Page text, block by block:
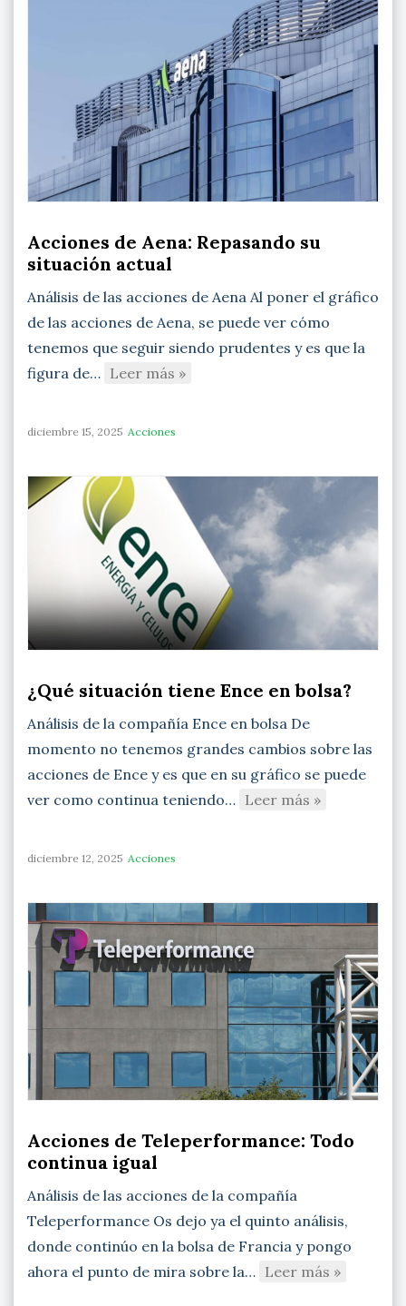
Acciones de Aena: Repasando su
situación actual
Análisis de las acciones de Aena Al poner el gráfico
de las acciones de Aena, se puede ver cómo
tenemos que seguir siendo prudentes y es que la
figura de… Leer más »
diciembre 15, 2025 Acciones
¿Qué situación tiene Ence en bolsa?
Análisis de la compañía Ence en bolsa De
momento no tenemos grandes cambios sobre las
acciones de Ence y es que en su gráfico se puede
ver como continua teniendo… Leer más »
diciembre 12, 2025 Acciones
Acciones de Teleperformance: Todo
continua igual
Análisis de las acciones de la compañía
Teleperformance Os dejo ya el quinto análisis,
donde continúo en la bolsa de Francia y pongo
ahora el punto de mira sobre la… Leer más »